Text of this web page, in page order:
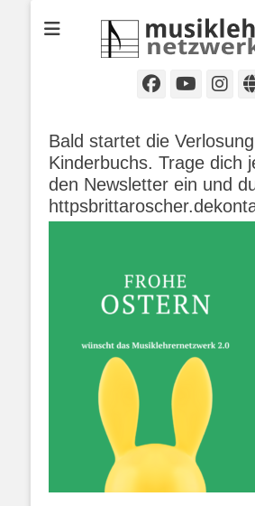
Selbständige
Bald startet die
Kinderbuchs. Trage dich
den Newsletter ein und